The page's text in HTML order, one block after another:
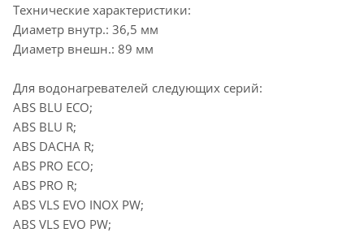
Технические характеристики:
Диаметр внутр.: 36,5 мм
Диаметр внешн.: 89 мм
Для водонагревателей следующих серий:
ABS BLU ECO;
ABS BLU R;
ABS DACHA R;
ABS PRO ECO;
ABS PRO R;
ABS VLS EVO INOX PW;
ABS VLS EVO PW;